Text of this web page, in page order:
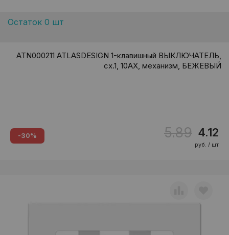
Остаток 0 шт
ATN000211 ATLASDESIGN 1-клавишный ВЫКЛЮЧАТЕЛЬ,
сх.1, 10АХ, механизм, БЕЖЕВЫЙ
-30% 5.89 4.12
руб. / шт